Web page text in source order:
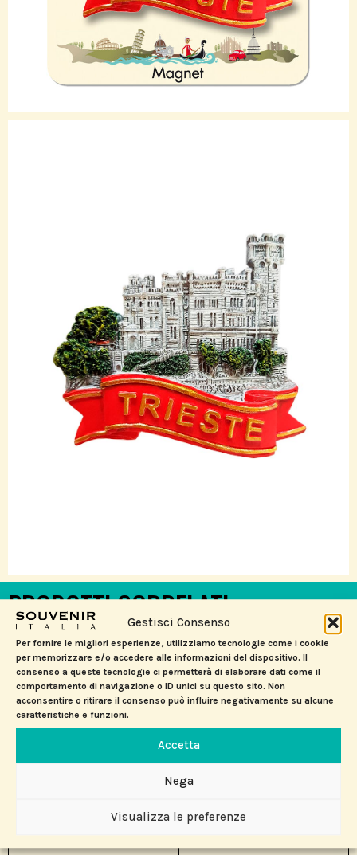
Gestisci Consenso
Per fornire le migliori esperienze, utilizziamo tecnologie come i cookie
per memorizzare e/o accedere alle informazioni del dispositivo. Il
consenso a queste tecnologie ci permetterà di elaborare dati come il
comportamento di navigazione o ID unici su questo sito. Non
acconsentire o ritirare il consenso può influire negativamente su alcune
caratteristiche e funzioni.
Accetta
Nega
Visualizza le preferenze
PRODOTTI CORRELATI